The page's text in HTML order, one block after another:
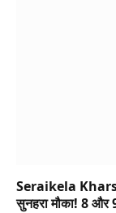
Seraikela
सुनहरा मौका! 8 और